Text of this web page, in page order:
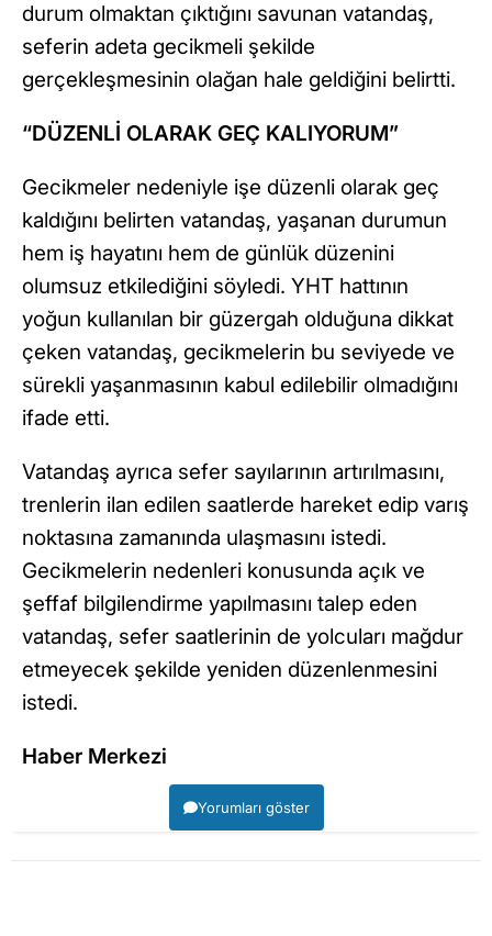
durum olmaktan çıktığını savunan vatandaş,
seferin adeta gecikmeli şekilde
gerçekleşmesinin olağan hale geldiğini belirtti.
“DÜZENLİ OLARAK GEÇ KALIYORUM”
Gecikmeler nedeniyle işe düzenli olarak geç
kaldığını belirten vatandaş, yaşanan durumun
hem iş hayatını hem de günlük düzenini
olumsuz etkilediğini söyledi. YHT hattının
yoğun kullanılan bir güzergah olduğuna dikkat
çeken vatandaş, gecikmelerin bu seviyede ve
sürekli yaşanmasının kabul edilebilir olmadığını
ifade etti.
Vatandaş ayrıca sefer sayılarının artırılmasını,
trenlerin ilan edilen saatlerde hareket edip varış
noktasına zamanında ulaşmasını istedi.
Gecikmelerin nedenleri konusunda açık ve
şeffaf bilgilendirme yapılmasını talep eden
vatandaş, sefer saatlerinin de yolcuları mağdur
etmeyecek şekilde yeniden düzenlenmesini
istedi.
Haber Merkezi
Yorumları göster